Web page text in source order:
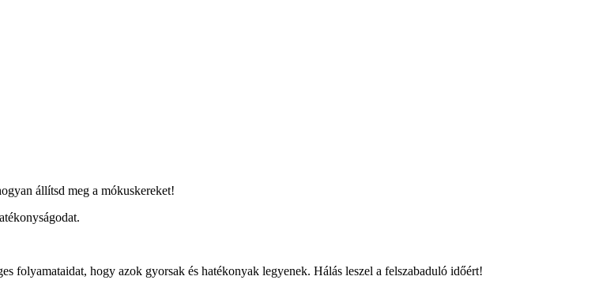
állítsd meg a mókuskereket!
folyamataidat, hogy azok gyorsak és hatékonyak legyenek. Hálás leszel a felszabaduló időért!